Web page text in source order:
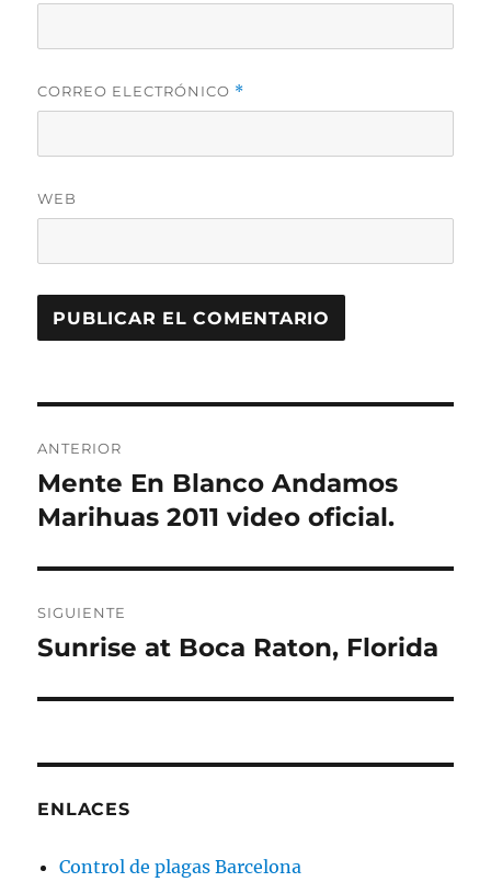
CORREO ELECTRÓNICO *
WEB
de
entradas
ANTERIOR
Entrada
anterior:
Mente En Blanco Andamos
Marihuas 2011 video oficial.
SIGUIENTE
Entrada
Sunrise at Boca Raton, Florida
ENLACES
Control de plagas Barcelona